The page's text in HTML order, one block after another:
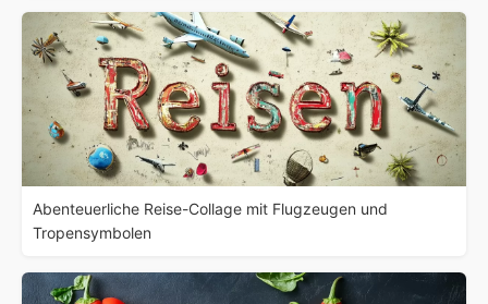
Abenteuerliche Reise-Collage mit Flugzeugen und
Tropensymbolen